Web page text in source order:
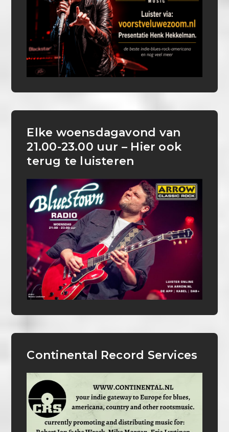
Elke woensdagavond van
21.00-23.00 uur – Hier ook
terug te luisteren
Continental Record Services